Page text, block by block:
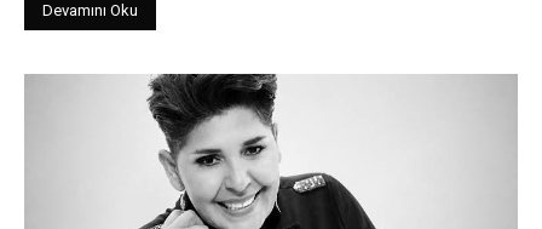
Devamını Oku